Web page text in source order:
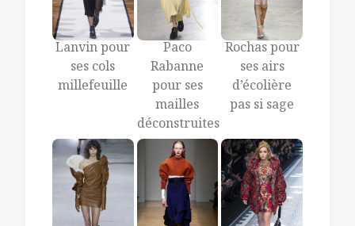
Lanvin pour
ses cols
millefeuille
Paco
Rabanne
pour ses
mailles
déconstruites
Rochas pour
ses airs
d’écolière
pas si sage